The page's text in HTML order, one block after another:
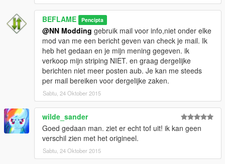
BEFLAME Pencipta
@NN Modding gebruik mail voor info,niet onder elke
mod van me een bericht geven van check je mail. Ik
heb het gedaan en je mijn mening gegeven. ik
verkoop mijn striping NIET. en graag dergelijke
berichten niet meer posten aub. Je kan me steeds
per mail bereiken voor dergelijke zaken.
Sabtu, 24 Oktober 2015
wilde_sander
Goed gedaan man. ziet er echt tof uit! ik kan geen
verschil zien met het origineel.
Sabtu, 24 Oktober 2015